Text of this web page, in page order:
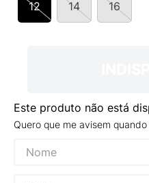
12 14 16
Este produto não está
Quero que me avisem
9º
VANS TÊNIS VANS